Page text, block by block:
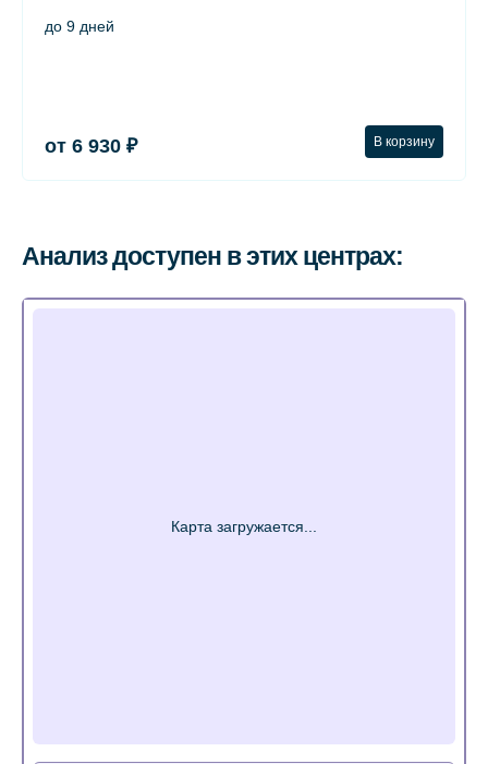
до 9 дней
от 6 930 ₽ В корзину
Анализ доступен в этих центрах: